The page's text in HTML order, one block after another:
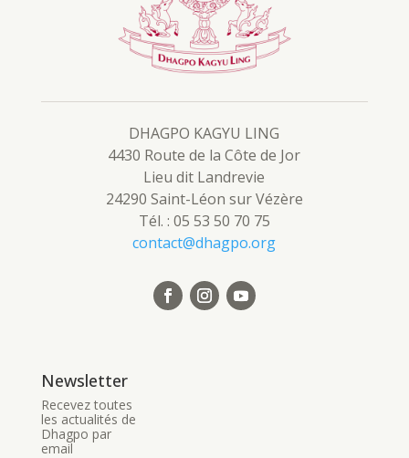
DHAGPO KAGYU LING
4430 Route de la Côte de Jor
Lieu dit Landrevie
24290 Saint-Léon sur Vézère
Tél. : 05 53 50 70 75
contact@dhagpo.org
Newsletter
Recevez toutes
les actualités de
Dhagpo par
email